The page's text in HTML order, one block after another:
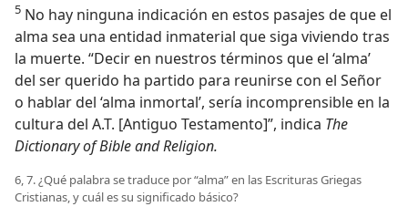
5 No hay ninguna indicación en estos pasajes de que el
alma sea una entidad inmaterial que siga viviendo tras
la muerte. “Decir en nuestros términos que el ‘alma’
del ser querido ha partido para reunirse con el Señor
o hablar del ‘alma inmortal’, sería incomprensible en la
cultura del A.T. [Antiguo Testamento]”, indica The
Dictionary of Bible and Religion.
6, 7. ¿Qué palabra se traduce por “alma” en las Escrituras Griegas
Cristianas, y cuál es su significado básico?